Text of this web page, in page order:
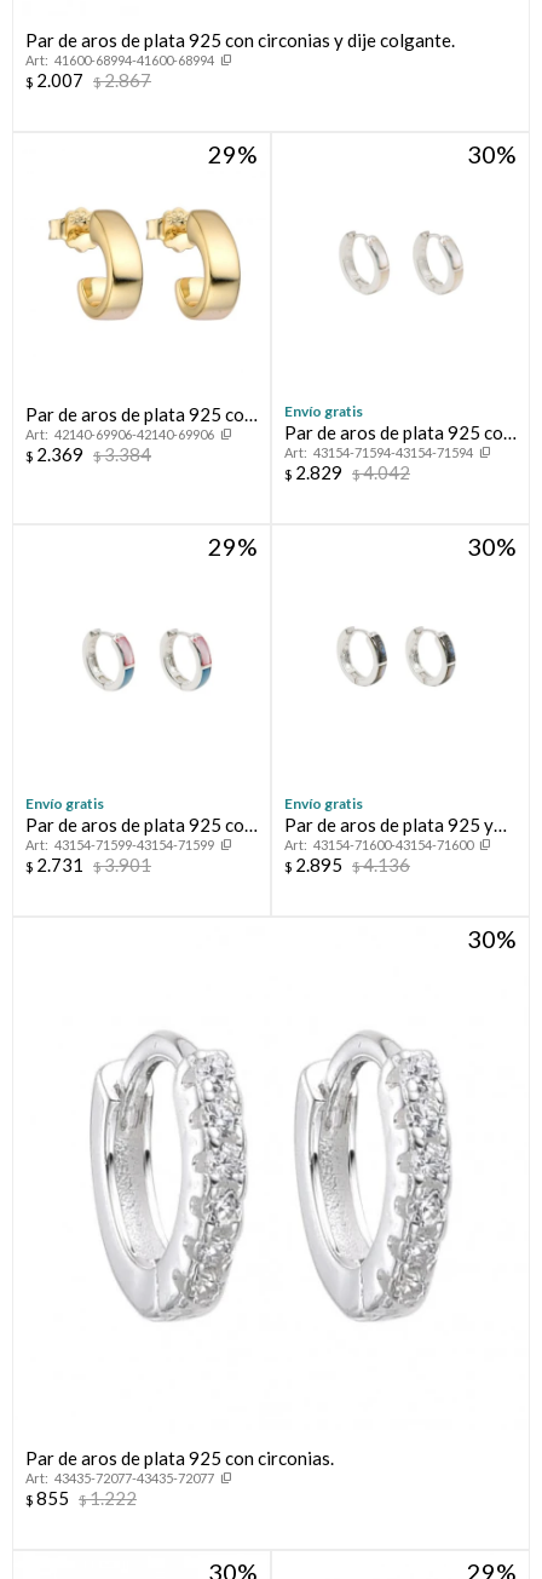
Par de aros de plata 925 con circonias y dije colgante.
41600-68994-41600-68994
$ 2.007 $2.867
29
Par de aros de plata 925 con
bsño de oro amarillo.
42140-69906-42140-69906
$ 2.369 $3.384
30
Envío gratis
Par de aros de plata 925 con
nácar.43154-71594-43154-71594
$ 2.829 $4.042
29
Envío gratis
Par de aros de plata 925 con
nácar.43154-71599-43154-71599
$ 2.731 $3.901
30
Envío gratis
Par de aros de plata 925 y
abalón.43154-71600-43154-71600
$ 2.895 $4.136
30
Par de aros de plata 925 con circonias.
43435-72077-43435-72077
$ 855 $1.222
30 29